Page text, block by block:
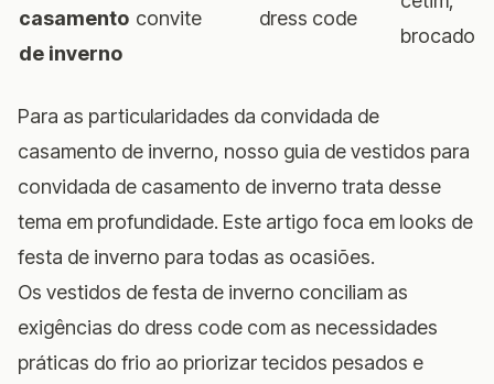
casamento
de inverno
convite
dress code
brocado
Para as particularidades da convidada de
casamento de inverno, nosso guia de vestidos para
convidada de casamento de inverno trata desse
tema em profundidade. Este artigo foca em looks de
festa de inverno para todas as ocasiões.
Os vestidos de festa de inverno conciliam as
exigências do dress code com as necessidades
práticas do frio ao priorizar tecidos pesados e